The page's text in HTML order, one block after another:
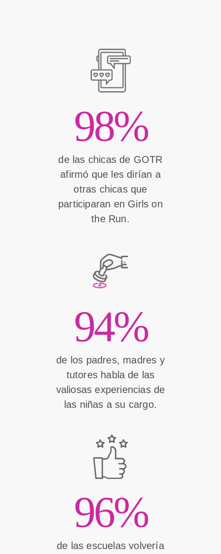
98%
de las chicas de GOTR
afirmó que les dirían a
otras chicas que
participaran en Girls on
the Run.
94%
de los padres, madres y
tutores habla de las
valiosas experiencias de
las niñas a su cargo.
96%
de las escuelas volvería